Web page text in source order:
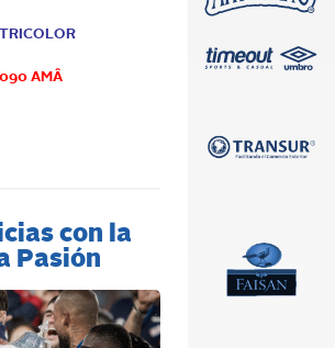
AMÂ
con la
Pasión